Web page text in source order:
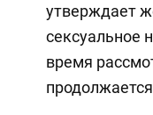
утверждает
сексуальное
время